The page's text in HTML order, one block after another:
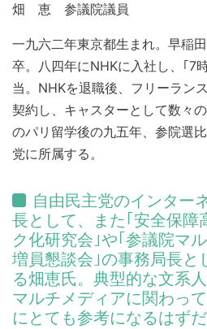
畑 恵 参議院議員
一九六二年東京都生まれ。早稲
卒。八四年にNHKに入社し、｢7
当。NHKを退職後、フリーラン
契約し、キャスターとして数々
のパリ留学後の九五年、参院選
党に所属する。
自由民主党のインター
長として、また｢安全保障
ク化研究会｣や｢参議院マ
増員懇談会｣の事務局長と
る畑恵氏。典型的な文系
マルチメディアに関わっ
にとても参考になるはずだ